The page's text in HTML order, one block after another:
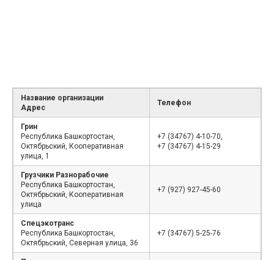
Название организации
Адрес
Телефон
Грин
Республика Башкортостан,
Октябрьский, Кооперативная
улица, 1
+7 (34767) 4-10-70,
+7 (34767) 4-15-29
Грузчики Разнорабочие
Республика Башкортостан,
Октябрьский, Кооперативная
улица
+7 (927) 927-45-60
Спецэкотранс
Республика Башкортостан,
Октябрьский, Северная улица, 36
+7 (34767) 5-25-76